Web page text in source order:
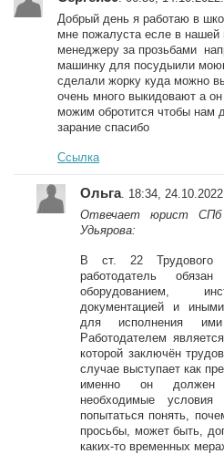
Добрый день я работаю в
мне пожалуста есле в
менеджеру за прозьбами
машинку для посудыили
сделали жорку куда можно
очень много выкидовают а
можим обротится чтобы нам
зарание спасибо
Ссылка
Ольга. 18:34, 24.10.2022.
Отвечает юрист
Удьярова:
В ст. 22 Трудового
работодатель обязан
оборудованием,
документацией и
для исполнения ими
Работодателем
которой заключён
случае выступает как
именно он должен
необходимые
попытаться понять,
просьбы, может быть,
каких-то временных